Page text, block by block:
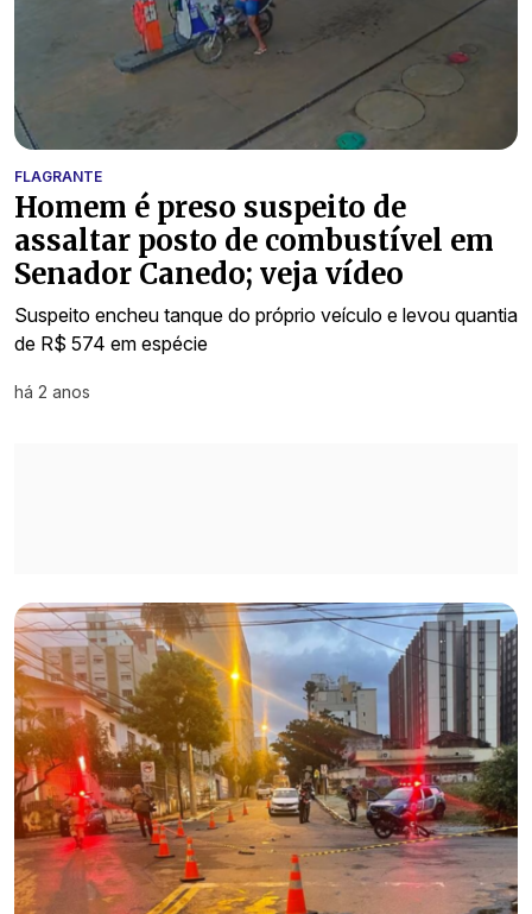
FLAGRANTE
Homem é preso suspeito de
assaltar posto de combustível em
Senador Canedo; veja vídeo
Suspeito encheu tanque do próprio veículo e levou quantia
de R$ 574 em espécie
há 2 anos